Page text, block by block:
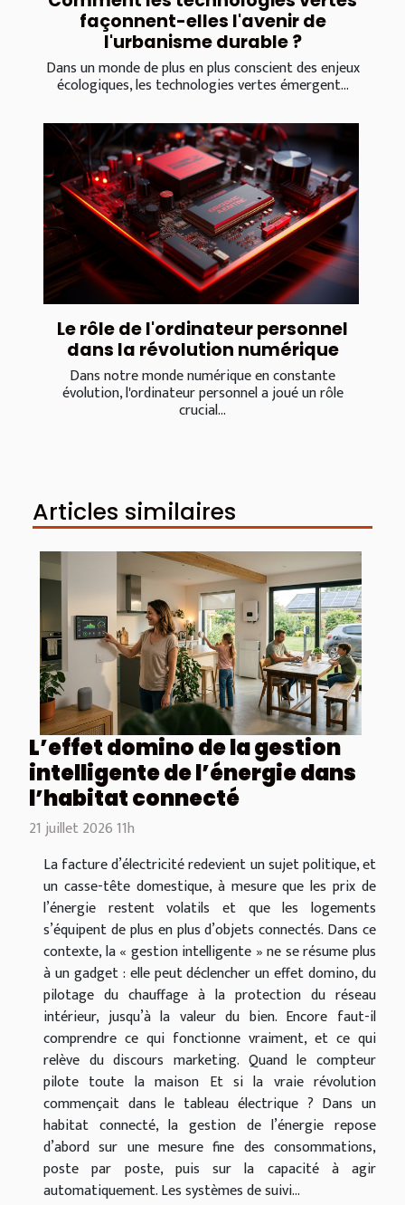
façonnent-elles l'avenir de
l'urbanisme durable ?
Dans un monde de plus en plus conscient des enjeux
écologiques, les technologies vertes émergent...
Le rôle de l'ordinateur personnel
dans la révolution numérique
Dans notre monde numérique en constante
évolution, l'ordinateur personnel a joué un rôle
crucial...
Articles similaires
L’effet domino de la gestion
intelligente de l’énergie dans
l’habitat connecté
21 juillet 2026 11h
La facture d’électricité redevient un sujet politique, et
un casse-tête domestique, à mesure que les prix de
l’énergie restent volatils et que les logements
s’équipent de plus en plus d’objets connectés. Dans ce
contexte, la « gestion intelligente » ne se résume plus
à un gadget : elle peut déclencher un effet domino, du
pilotage du chauffage à la protection du réseau
intérieur, jusqu’à la valeur du bien. Encore faut-il
comprendre ce qui fonctionne vraiment, et ce qui
relève du discours marketing. Quand le compteur
pilote toute la maison Et si la vraie révolution
commençait dans le tableau électrique ? Dans un
habitat connecté, la gestion de l’énergie repose
d’abord sur une mesure fine des consommations,
poste par poste, puis sur la capacité à agir
automatiquement. Les systèmes de suivi...